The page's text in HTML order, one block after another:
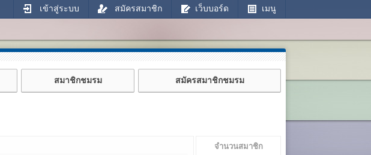
เข้าสู่ระบบ สมัครสมาชิก เว็บบอร์ด เมนู
สมาชิกชมรม สมัครสมาชิกชมรม
จำนวนสมาชิก